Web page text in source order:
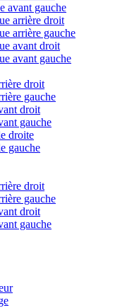
avant gauche
arrière droit
arrière gauche
avant droit
avant gauche
droit
gauche
droit
gauche
droite
gauche
droit
gauche
droit
gauche